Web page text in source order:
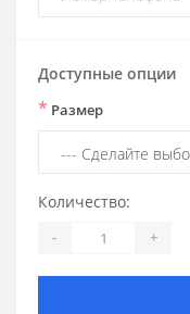
Доступные опции
* Размер
Количество:
- +